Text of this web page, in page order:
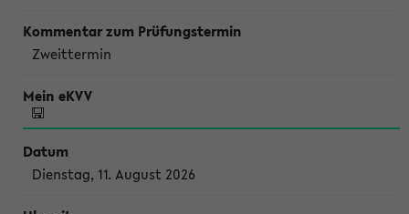
Zweittermin
Dienstag, 11. August 2026